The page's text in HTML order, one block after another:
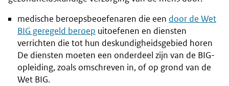
medische beroepsbeoefenaren die een door de Wet
BIG geregeld beroep uitoefenen en diensten
verrichten die tot hun deskundigheidsgebied horen
De diensten moeten een onderdeel zijn van de BIG-
opleiding, zoals omschreven in, of op grond van de
Wet BIG.